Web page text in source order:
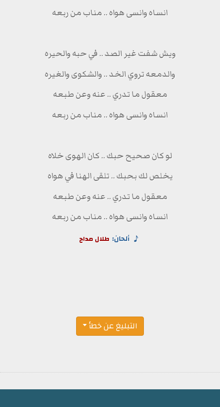
انساه وانسى هواه .. مناب من ربعه
ويش شفت غير الصد .. في حبه والحيره
والدمعه تروي الخد .. والشكوى والغيره
معقول ما تدري .. عنه وعن طبعه
انساه وانسى هواه .. مناب من ربعه
لو كان صحيح حبك .. كان الهوى خلاه
يخلص لك بحبك .. تلقى الهنا في هواه
معقول ما تدري .. عنه وعن طبعه
انساه وانسى هواه .. مناب من ربعه
ألحان: طلال مداح
التبليغ عن خطأ